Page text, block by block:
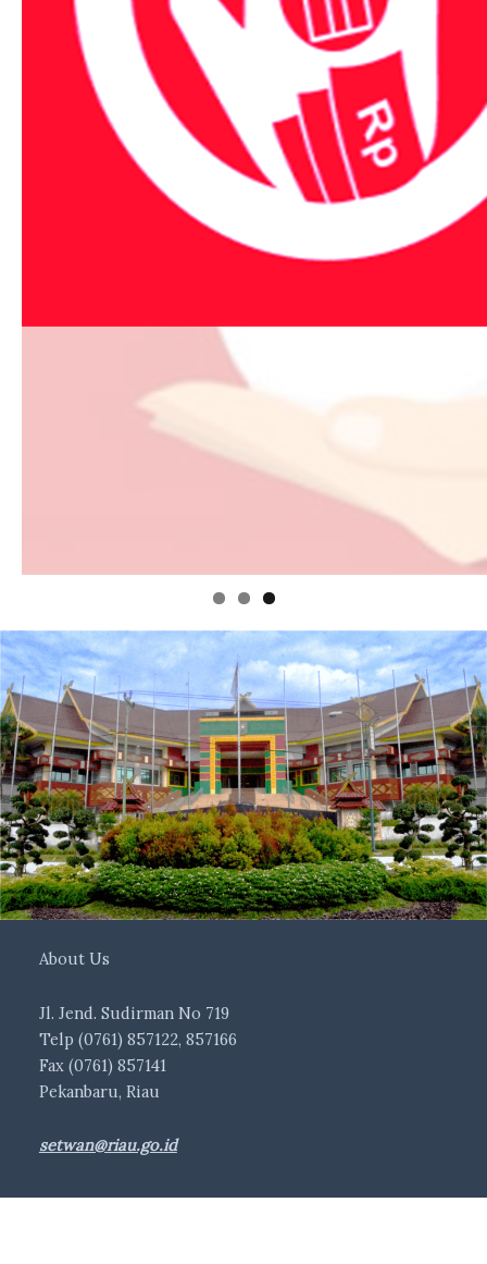
About Us
Jl. Jend. Sudirman No 719
Telp (0761) 857122, 857166
Fax (0761) 857141
Pekanbaru, Riau
setwan@riau.go.id